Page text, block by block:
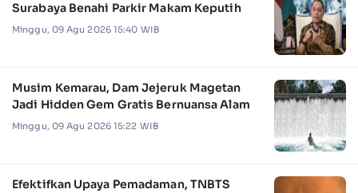
Surabaya Benahi Parkir Makam Keputih
Minggu, 09 Agu 2026 15:40 WIB
Musim Kemarau, Dam Jejeruk Magetan
Jadi Hidden Gem Gratis Bernuansa Alam
Minggu, 09 Agu 2026 15:22 WIB
Efektifkan Upaya Pemadaman, TNBTS